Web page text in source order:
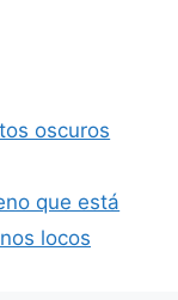
oscuros
que está
locos